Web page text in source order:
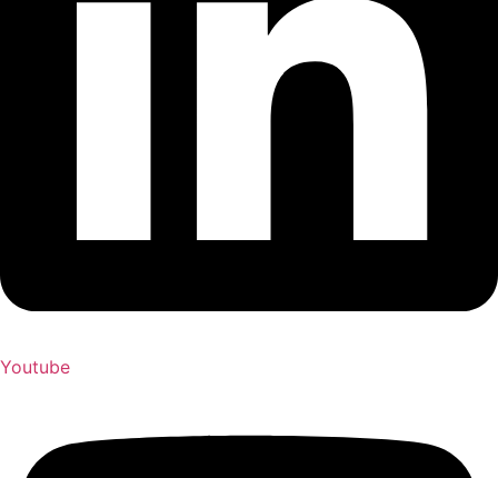
Youtube